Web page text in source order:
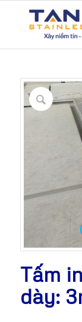
Tấm
dày: